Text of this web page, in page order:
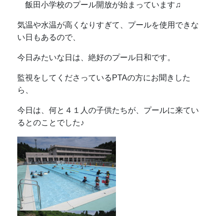
飯田小学校のプール開放が始まっています♫
気温や水温が高くなりすぎて、プールを使用できな
い日もあるので、
今日みたいな日は、絶好のプール日和です。
監視をしてくださっているPTAの方にお聞きした
ら、
今日は、何と４１人の子供たちが、プールに来てい
るとのことでした♪